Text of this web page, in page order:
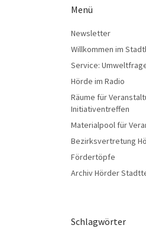
Menü
Newsletter
Willkommen im
Service:
Hörde im Radio
Räume für
Initiativentreffen
Materialpool für
Bezirksvertretung
Fördertöpfe
Archiv Hörder
Schlagwörter